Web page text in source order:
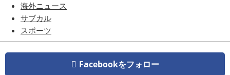
海外ニュース
サブカル
スポーツ
Facebookをフォロー